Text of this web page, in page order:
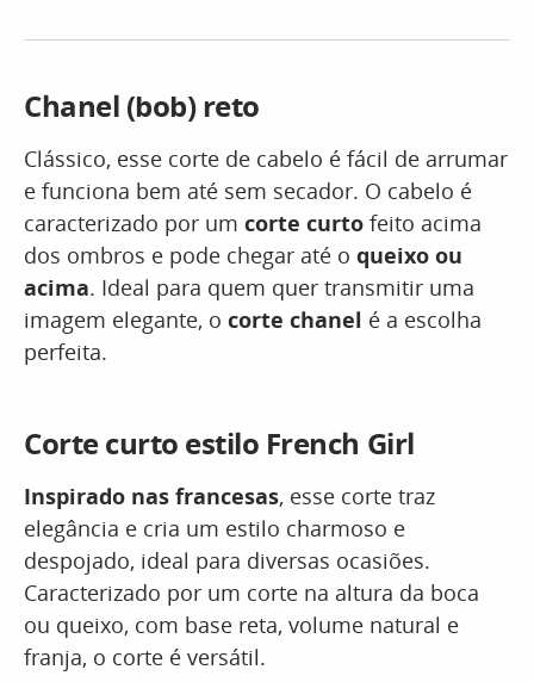
Chanel (bob) reto
Clássico, esse corte de cabelo é fácil de arrumar
e funciona bem até sem secador. O cabelo é
caracterizado por um corte curto feito acima
dos ombros e pode chegar até o queixo ou
acima. Ideal para quem quer transmitir uma
imagem elegante, o corte chanel é a escolha
perfeita.
Corte curto estilo French Girl
Inspirado nas francesas, esse corte traz
elegância e cria um estilo charmoso e
despojado, ideal para diversas ocasiões.
Caracterizado por um corte na altura da boca
ou queixo, com base reta, volume natural e
franja, o corte é versátil.